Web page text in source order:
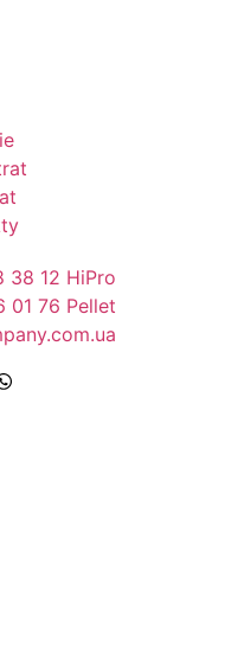
38 12 HiPro
01 76 Pellet